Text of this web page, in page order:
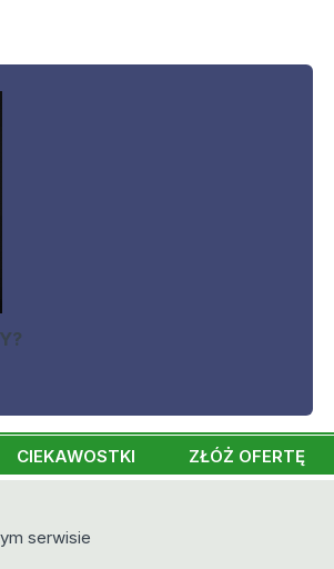
CIEKAWOSTKI ZŁÓŻ OFERTĘ
serwisie